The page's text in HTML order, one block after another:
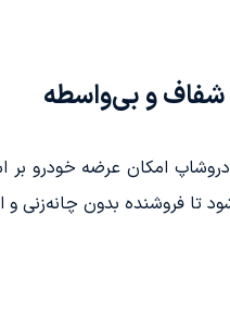
و بی‌واسطه
امکان عرضه خودرو بر
تا فروشنده بدون چانه‌زنی و